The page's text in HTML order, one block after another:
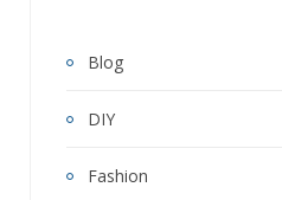
Blog
DIY
Fashion